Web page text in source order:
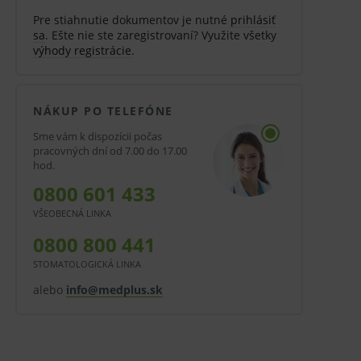
Pre stiahnutie dokumentov je nutné prihlásiť
sa. Ešte nie ste zaregistrovaní? Využite všetky
výhody registrácie.
NÁKUP PO TELEFÓNE
Sme vám k dispozícii počas
pracovných dní od 7.00 do 17.00
hod.
0800 601 433
VŠEOBECNÁ LINKA
0800 800 441
STOMATOLOGICKÁ LINKA
alebo info@medplus.sk